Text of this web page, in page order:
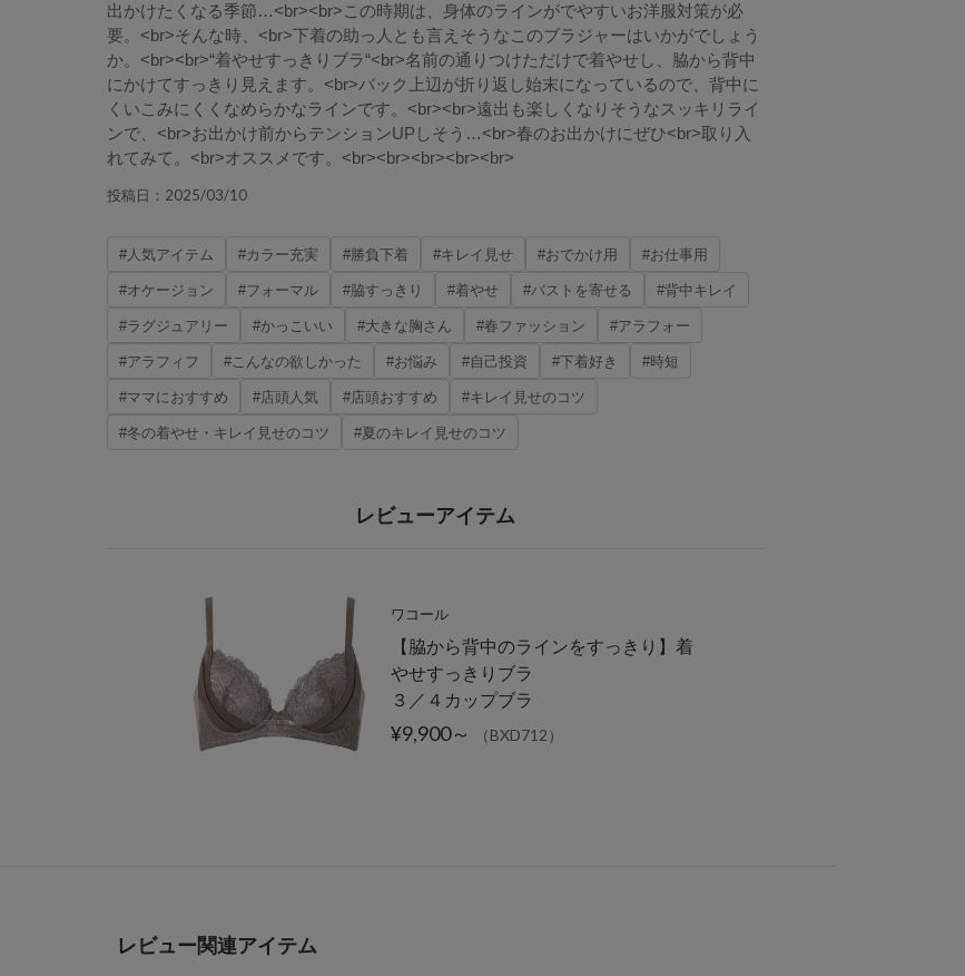
出かけたくなる季節…<br><br>この時期は、身体のラインがでやすいお洋服対策が必
要。<br>そんな時、<br>下着の助っ人とも言えそうなこのブラジャーはいかがでしょう
か。<br><br>“着やせすっきりブラ“<br>名前の通りつけただけで着やせし、脇から背中
にかけてすっきり見えます。<br>バック上辺が折り返し始末になっているので、背中に
くいこみにくくなめらかなラインです。<br><br>遠出も楽しくなりそうなスッキリライ
ンで、<br>お出かけ前からテンションUPしそう…<br>春のお出かけにぜひ<br>取り入
れてみて。<br>オススメです。<br><br><br><br><br>
投稿日： 2025/03/10
#人気アイテム #カラー充実 #勝負下着 #キレイ見せ #おでかけ用 #お仕事用
#オケージョン #フォーマル #脇すっきり #着やせ #バストを寄せる #背中キレイ
#ラグジュアリー #かっこいい #大きな胸さん #春ファッション #アラフォー
#アラフィフ #こんなの欲しかった #お悩み #自己投資 #下着好き #時短
#ママにおすすめ #店頭人気 #店頭おすすめ #キレイ見せのコツ
#冬の着やせ・キレイ見せのコツ #夏のキレイ見せのコツ
レビューアイテム
ワコール
【脇から背中のラインをすっきり】着
やせすっきりブラ
３／４カップブラ
¥9,900～ （BXD712）
レビュー関連アイテム